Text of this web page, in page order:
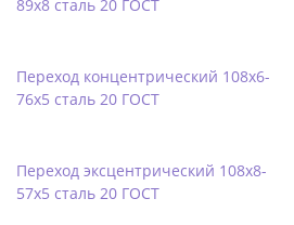
89х8 сталь 20 ГОСТ
Переход концентрический 108х6-
76х5 сталь 20 ГОСТ
Переход эксцентрический 108х8-
57х5 сталь 20 ГОСТ